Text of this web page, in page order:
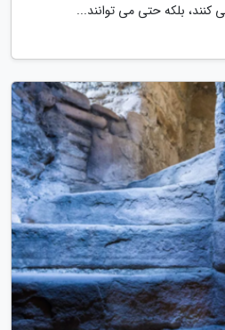
کنند، بلکه حتی می توانند...